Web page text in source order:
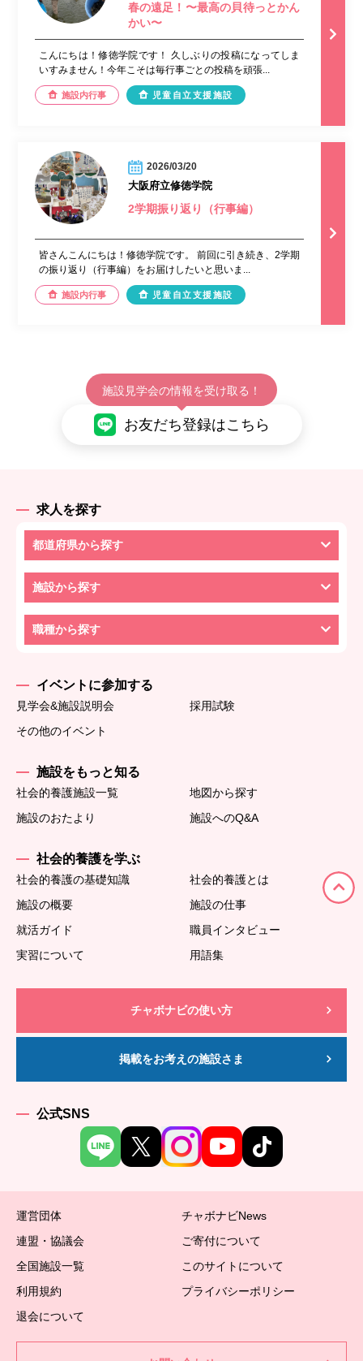
春の遠足！〜最高の貝待っとかん
かい〜
こんにちは！修徳学院です！ 久しぶりの投稿になってしま
いすみません！今年こそは毎行事ごとの投稿を頑張...
施設内行事 児童自立支援施設
2026/03/20
大阪府立修徳学院
2学期振り返り（行事編）
皆さんこんにちは！修徳学院です。 前回に引き続き、2学期
の振り返り（行事編）をお届けしたいと思いま...
施設内行事 児童自立支援施設
施設見学会の情報を受け取る！
お友だち登録はこちら
求人を探す
都道府県から探す
施設から探す
職種から探す
イベントに参加する
見学会&施設説明会
採用試験
その他のイベント
施設をもっと知る
社会的養護施設一覧
地図から探す
施設のおたより
施設へのQ&A
社会的養護を学ぶ
社会的養護の基礎知識
社会的養護とは
施設の概要
施設の仕事
就活ガイド
職員インタビュー
実習について
用語集
チャボナビの使い方
掲載をお考えの施設さま
公式SNS
運営団体
チャボナビNews
連盟・協議会
ご寄付について
全国施設一覧
このサイトについて
利用規約
プライバシーポリシー
退会について